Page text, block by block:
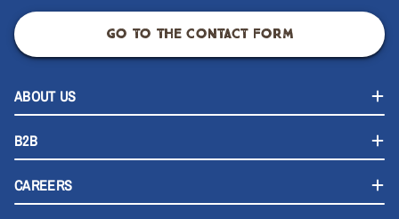
GO TO THE CONTACT FORM
ABOUT US
B2B
CAREERS